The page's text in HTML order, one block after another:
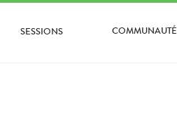
SESSIONS COMMUNAUTÉ